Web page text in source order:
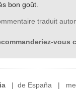
bon goût.
traduit
vous
| de España |